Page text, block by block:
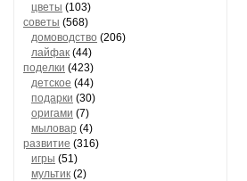
цветы (103)
советы (568)
домоводство (206)
лайфак (44)
поделки (423)
детское (44)
подарки (30)
оригами (7)
мыловар (4)
развитие (316)
игры (51)
мультик (2)